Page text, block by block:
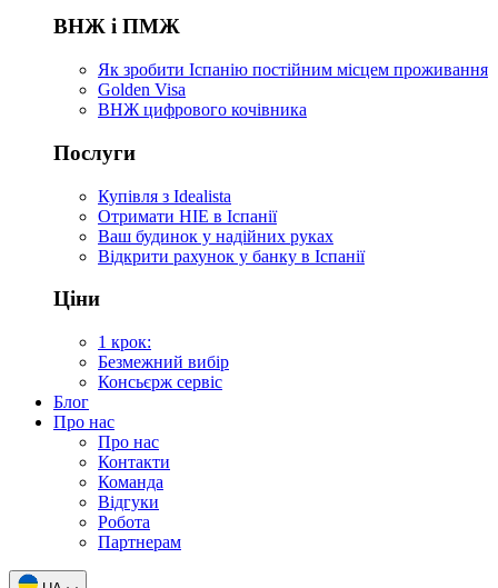
ВНЖ і ПМЖ
Як зробити Іспанію постійним місцем проживання
Golden Visa
ВНЖ цифрового кочівника
Послуги
Купівля з Idealista
Отримати НІЕ в Іспанії
Ваш будинок у надійних руках
Відкрити рахунок у банку в Іспанії
Ціни
1 крок:
Безмежний вибір
Консьєрж сервіс
Блог
Про нас
Про нас
Контакти
Команда
Відгуки
Робота
Партнерам